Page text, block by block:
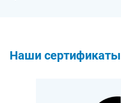
Наши сертификаты